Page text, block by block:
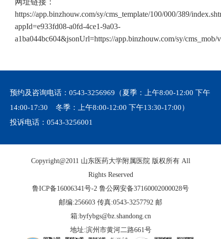
网址链接：
https://app.binzhouw.com/sy/cms_template/100/000/389/
appId=e933fd08-a0fd-4ce1-9a03-
a1ba044bc604&jsonUrl=https://app.binzhouw.com/sy/
预约及咨询电话： 0543-3256969 （夏季：上午8:00-12:00 下午
14:00-17:30 冬季：上午8:00-12:00 下午13:30-17:00）
投诉电话： 0543-3256001
Copyright@2011 山东医药大学附属医院 版权所有 All
Rights Reserved
鲁ICP备16006341号-2 鲁公网安备37160002000028号
邮编:256603 传真:0543-3257792 邮
箱:byfybgs@bz.shandong.cn
地址:滨州市黄河二路661号